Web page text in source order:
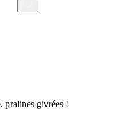
pralines givrées !